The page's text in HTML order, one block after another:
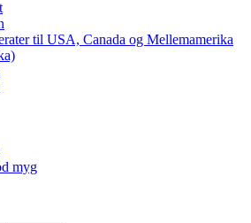
til USA, Canada og Mellemamerika
myg